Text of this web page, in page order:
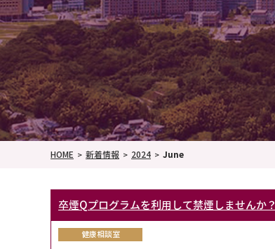
HOME 新着情報 2024 June
卒煙Qプログラムを利用して禁煙しませんか？
健康相談室